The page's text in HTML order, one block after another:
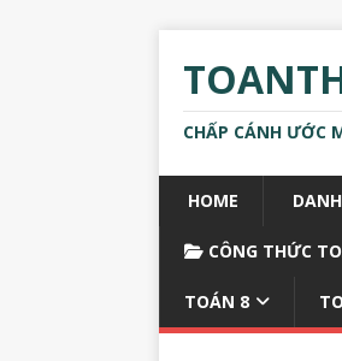
CHẤP CÁNH ƯỚC
HOME
CÔNG THỨC
TOÁN 8